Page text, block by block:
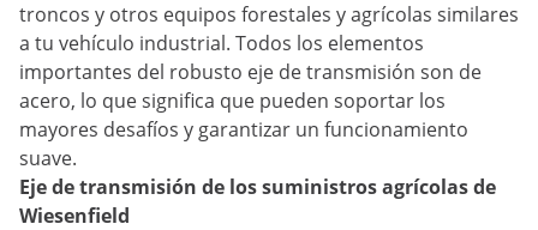
troncos y otros equipos forestales y agrícolas similares
a tu vehículo industrial. Todos los elementos
importantes del robusto eje de transmisión son de
acero, lo que significa que pueden soportar los
mayores desafíos y garantizar un funcionamiento
suave.
Eje de transmisión de los suministros agrícolas de
Wiesenfield